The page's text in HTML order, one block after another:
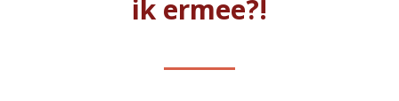
ik ermee?!